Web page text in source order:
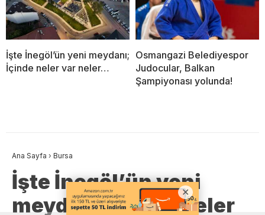
İşte İnegöl’ün yeni meydanı;
İçinde neler var neler…
Osmangazi Belediyespor
Judocular, Balkan
Şampiyonası yolunda!
Ana Sayfa › Bursa
İşte İnegöl’ün yeni
meydanı; İçinde neler